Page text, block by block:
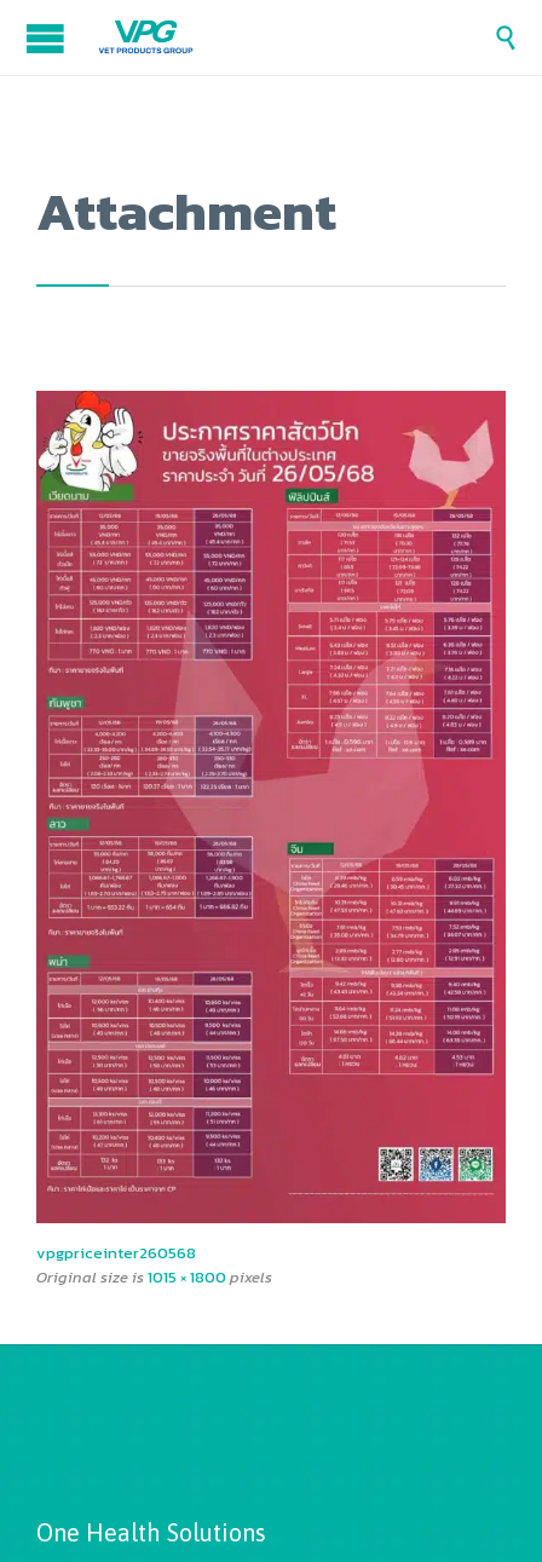

Attachment
vpgpriceinter260568
Original size is1015 × 1800 pixels
One Health Solutions